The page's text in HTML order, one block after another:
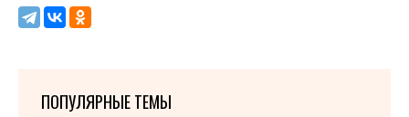
ПОПУЛЯРНЫЕ ТЕМЫ